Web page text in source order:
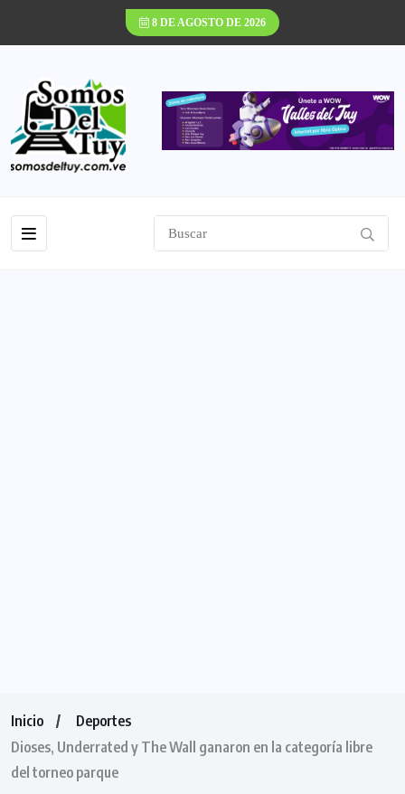
8 DE AGOSTO DE 2026
Inicio
Deportes
Dioses, Underrated y The Wall ganaron en la categoría libre
del torneo parque